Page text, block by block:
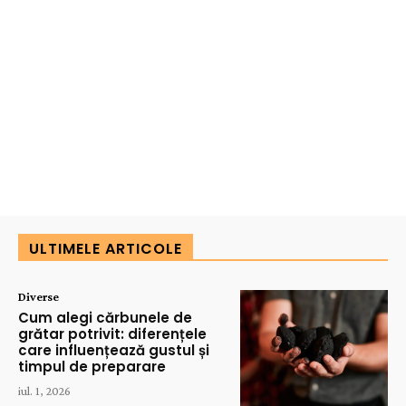
ULTIMELE ARTICOLE
Diverse
Cum alegi cărbunele de
grătar potrivit: diferențele
care influențează gustul și
timpul de preparare
iul. 1, 2026